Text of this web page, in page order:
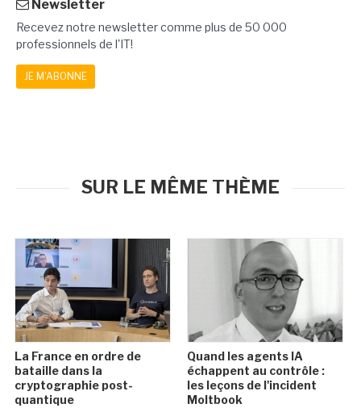
Newsletter
Recevez notre newsletter comme plus de 50 000
professionnels de l'IT!
JE M'ABONNE
SUR LE MÊME THÈME
La France en ordre de
bataille dans la
cryptographie post-
quantique
Quand les agents IA
échappent au contrôle :
les leçons de l'incident
Moltbook